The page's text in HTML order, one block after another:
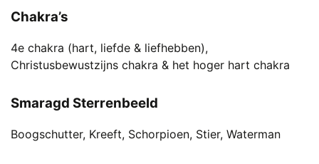
Chakra’s
4e chakra (hart, liefde & liefhebben),
Christusbewustzijns chakra & het hoger hart chakra
Smaragd Sterrenbeeld
Boogschutter, Kreeft, Schorpioen, Stier, Waterman